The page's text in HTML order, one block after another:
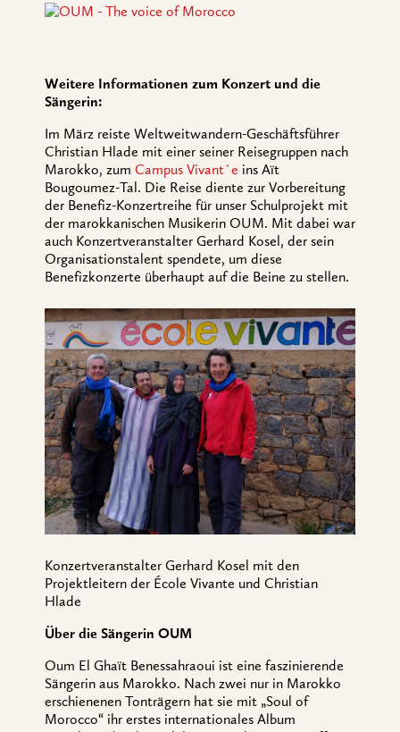
Weitere Informationen zum Konzert und die
Sängerin:
Im März reiste Weltweitwandern-Geschäftsführer
Christian Hlade mit einer seiner Reisegruppen nach
Marokko, zum Campus Vivant´e ins Aït
Bougoumez-Tal. Die Reise diente zur Vorbereitung
der Benefiz-Konzertreihe für unser Schulprojekt mit
der marokkanischen Musikerin OUM. Mit dabei war
auch Konzertveranstalter Gerhard Kosel, der sein
Organisationstalent spendete, um diese
Benefizkonzerte überhaupt auf die Beine zu stellen.
Konzertveranstalter Gerhard Kosel mit den
Projektleitern der École Vivante und Christian
Hlade
Über die Sängerin OUM
Oum El Ghaït Benessahraoui ist eine faszinierende
Sängerin aus Marokko. Nach zwei nur in Marokko
erschienenen Tonträgern hat sie mit „Soul of
Morocco“ ihr erstes internationales Album